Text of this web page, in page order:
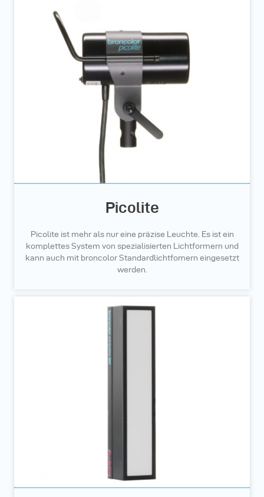
Picolite
Picolite ist mehr als nur eine präzise Leuchte. Es ist ein
komplettes System von spezialisierten Lichtformern und
kann auch mit broncolor Standardlichtfomern eingesetzt
werden.